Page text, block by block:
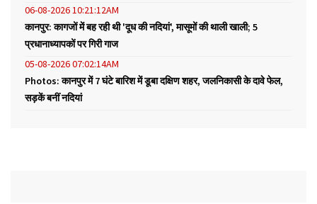
06-08-2026 10:21:12AM
कानपुर: कागजों में बह रही थी 'दूध की नदियां', मासूमों की थाली खाली; 5
प्रधानाध्यापकों पर गिरी गाज
05-08-2026 07:02:14AM
Photos: कानपुर में 7 घंटे बारिश में डूबा दक्षिण शहर, जलनिकासी के दावे फेल,
सड़कें बनीं नदियां